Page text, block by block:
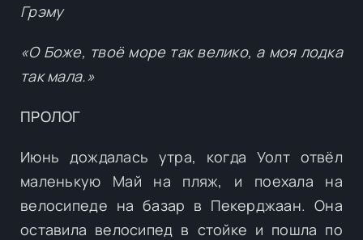
Грэму
«О Боже, твоё море так велико, а моя лодка
так мала.»
ПРОЛОГ
Июнь дождалась утра, когда Уолт отвёл
маленькую Май на пляж, и поехала на
велосипеде на базар в Пекерджаан. Она
оставила велосипед в стойке и пошла по